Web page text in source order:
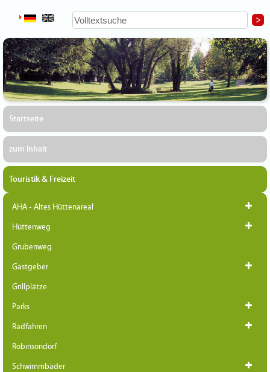
Startseite
zum Inhalt
Touristik & Freizeit
AHA - Altes Hüttenareal
Hüttenweg
Grubenweg
Gastgeber
Grillplätze
Parks
Radfahren
Robinsondorf
Schwimmbäder